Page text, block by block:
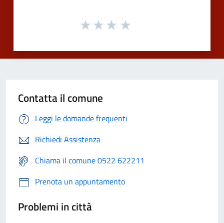
Contatta il comune
Leggi le domande frequenti
Richiedi Assistenza
Chiama il comune 0522 622211
Prenota un appuntamento
Problemi in città